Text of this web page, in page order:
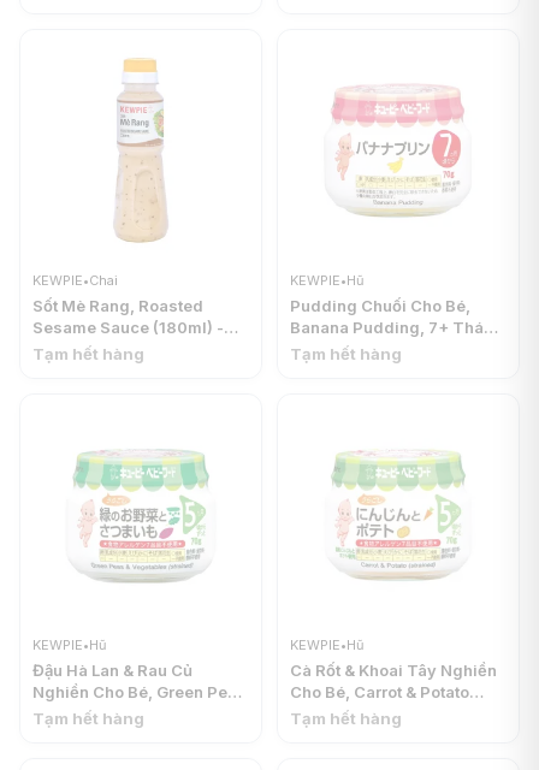
KEWPIE•Chai
Sốt Mè Rang, Roasted
Sesame Sauce (180ml) -
KEWPIE
Tạm hết hàng
KEWPIE•Hũ
Pudding Chuối Cho Bé,
Banana Pudding, 7+ Tháng
(70g) - KEWPIE
Tạm hết hàng
KEWPIE•Hũ
Đậu Hà Lan & Rau Củ
Nghiền Cho Bé, Green Peas
& Vegetables (Strained), 5+
Tạm hết hàng
KEWPIE•Hũ
Cà Rốt & Khoai Tây Nghiền
Cho Bé, Carrot & Potato
(Strained), 5+ Tháng (70g)
Tạm hết hàng